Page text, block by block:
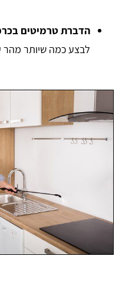
הדברת טרמיטים
לבצע כמה שיותר מהר